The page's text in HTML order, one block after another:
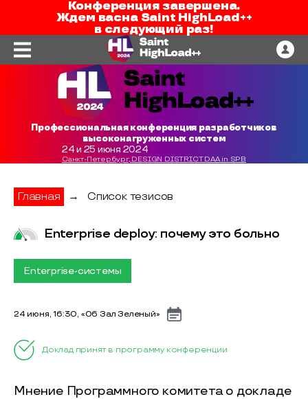
Конференция завершена.
Ждем васна Saint HighLoad++
в следующий раз!
Профессиональная конференция разработчиков
высоконагруженных систем
24 и 25 июня 2024
Санкт-Петербург, DESIGN DISTRICT DAA in SPB
Главная → Список тезисов
Enterprise deploy: почему это больно
Enterprise-системы
24 июня, 16:30, «06 Зал Зеленый»
Доклад принят в программу конференции
Мнение Программного комитета о докладе